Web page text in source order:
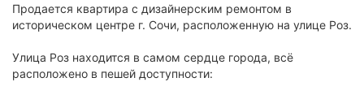
Продается квартира с дизайнерским ремонтом в
историческом центре г. Сочи, расположенную на улице Роз.
Улица Роз находится в самом сердце города, всё
расположено в пешей доступности: